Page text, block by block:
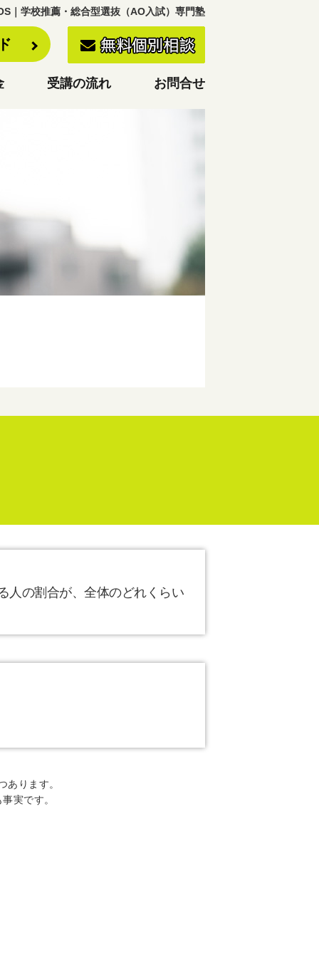
｜学校推薦・総合型選抜（AO入試）専門塾
受講の流れ お問合せ
人の割合が、全体のどれくらい
あります。
実です。